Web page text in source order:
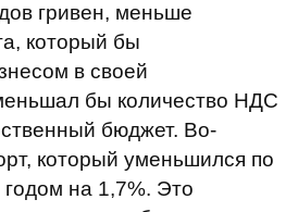
гривен, меньше
который бы
в своей
бы количество НДС
бюджет. Во-
который уменьшился по
на 1,7%. Это